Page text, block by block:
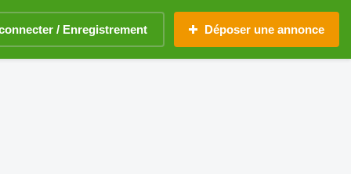
/ Enregistrement Déposer une annonce